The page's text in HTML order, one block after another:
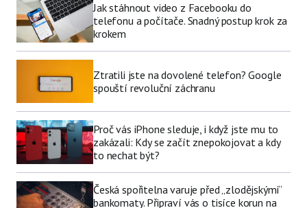
Jak stáhnout video z Facebooku do
telefonu a počítače. Snadný postup krok za
krokem
Ztratili jste na dovolené telefon? Google
spouští revoluční záchranu
Proč vás iPhone sleduje, i když jste mu to
zakázali: Kdy se začít znepokojovat a kdy
to nechat být?
Česká spořitelna varuje před „zlodějskými“
bankomaty. Připraví vás o tisíce korun na